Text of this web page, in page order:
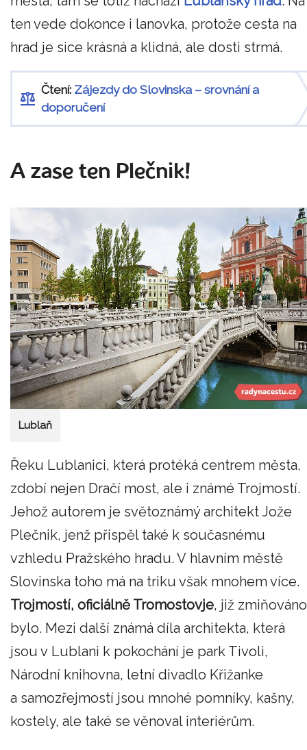
ten vede dokonce i lanovka, protože cesta na
hrad je sice krásná a klidná, ale dosti strmá.
Čtení: Zájezdy do Slovinska – srovnání a
doporučení
A zase ten Plečnik!
Lublaň
Řeku Lublanici, která protéká centrem města,
zdobí nejen Dračí most, ale i známé Trojmostí.
Jehož autorem je světoznámý architekt Jože
Plečnik, jenž přispěl také k současnému
vzhledu Pražského hradu. V hlavním městě
Slovinska toho má na triku však mnohem více.
Trojmostí, oficiálně Tromostovje, již zmiňováno
bylo. Mezi další známá díla architekta, která
jsou v Lublani k pokochání je park Tivoli,
Národní knihovna, letní divadlo Křižanke
a samozřejmostí jsou mnohé pomníky, kašny,
kostely, ale také se věnoval interiérům.